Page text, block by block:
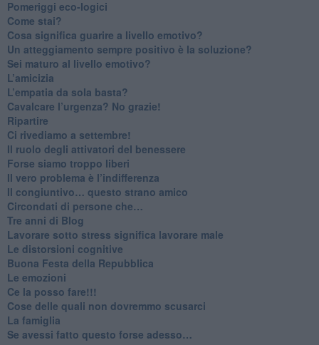
​Pomeriggi eco-logici
​Come stai?
Cosa significa guarire a livello emotivo?
​Un atteggiamento sempre positivo è la soluzione?
​Sei maturo al livello emotivo?
​L’amicizia
​L’empatia da sola basta?
​Cavalcare l’urgenza? No grazie!
Ripartire
​Ci rivediamo a settembre!
​Il ruolo degli attivatori del benessere
​Forse siamo troppo liberi
​Il vero problema è l’indifferenza
​Il congiuntivo… questo strano amico
​Circondati di persone che…
​Tre anni di Blog
​Lavorare sotto stress significa lavorare male
​Le distorsioni cognitive
​Buona Festa della Repubblica
Le emozioni
​Ce la posso fare!!!
​Cose delle quali non dovremmo scusarci
​La famiglia
​Se avessi fatto questo forse adesso…